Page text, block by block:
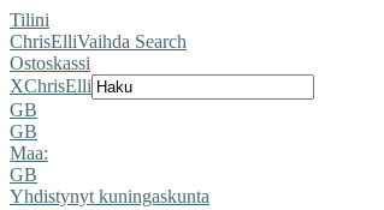
Tilini
ChrisElliVaihda Search
Ostoskassi
XChrisElli
GB
GB
Maa:
GB
Yhdistynyt kuningaskunta